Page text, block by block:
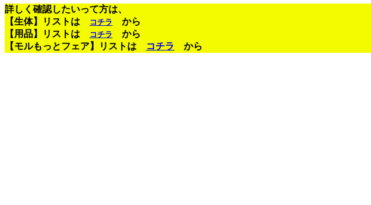
詳しく確認したいって方は、
【生体】リストは
コチラ
から
【用品】リストは
コチラ
から
【モルもっとフェア】リストは
コチラ から